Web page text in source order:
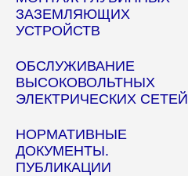
ЗАЗЕМЛЯЮЩИХ
УСТРОЙСТВ
ОБСЛУЖИВАНИЕ
ВЫСОКОВОЛЬТНЫХ
ЭЛЕКТРИЧЕСКИХ СЕТЕЙ
НОРМАТИВНЫЕ
ДОКУМЕНТЫ.
ПУБЛИКАЦИИ